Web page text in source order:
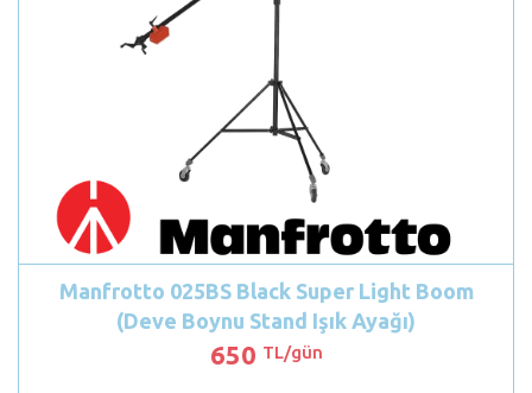
Manfrotto 025BS Black Super Light Boom
(Deve Boynu Stand Işık Ayağı)
650 TL/gün